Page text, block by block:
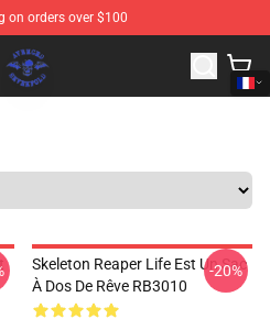
on orders over $100
- Official Avenged Sevenfold
Skeleton Reaper Life Est Un Sac
À Dos De Rêve RB3010
-20%